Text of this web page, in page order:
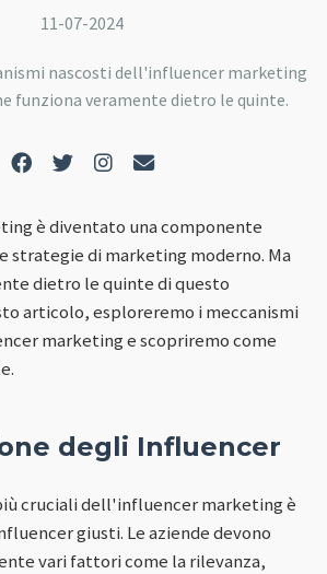
11-07-2024
nascosti dell'influencer marketing
funziona veramente dietro le quinte.
è diventato una componente
strategie di marketing moderno. Ma
dietro le quinte di questo
articolo, esploreremo i meccanismi
marketing e scopriremo come
degli Influencer
cruciali dell'influencer marketing è
giusti. Le aziende devono
vari fattori come la rilevanza,